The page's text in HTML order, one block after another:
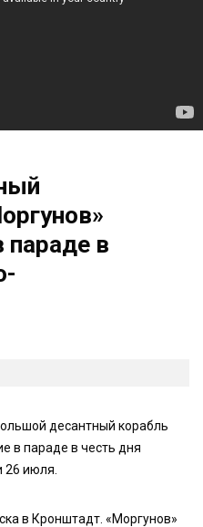
параде в
десантный корабль
в параде в честь дня
26 июля.
в Кронштадт. «Моргунов»